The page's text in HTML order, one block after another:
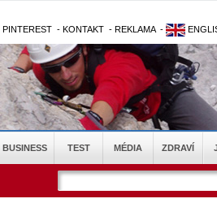
PINTEREST - KONTAKT - REKLAMA -
BUSINESS TEST MÉDIA ZDRAVÍ